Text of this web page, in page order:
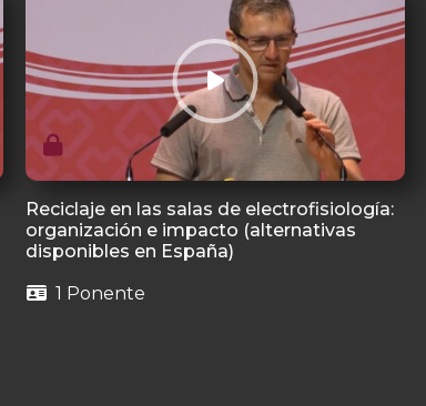
Reciclaje en las salas de electrofisiología:
organización e impacto (alternativas
disponibles en España)
1 Ponente